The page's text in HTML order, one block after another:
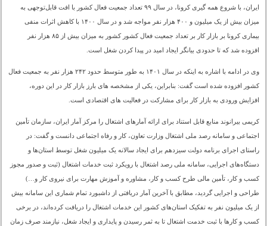
ایران، با شروع همه گیری کرونا، در سال ۹۹ تعداد جمعیت فعال کشور با افت قابل‌توجهی به
میزان بیش از یک میلیون و ۴۰۰ هزار نفر مواجه شد و در سال ۱۴۰۰ با کاهش اثرات منفی
بیماری کرونا بر بازار کار بر تعداد جمعیت فعال کشور کشور به میزان بیش از ۸۵ هزار نفر
افزوده شد که تا حدودی بیانگر ایجاد امید در پیدا کردن شغل است.
وی در ادامه با اشاره به اینکه در سال ۱۴۰۱ به طور متوسط حدود ۲۴۲ هزار نفر به جمعیت فعال
کشور افزوده شده است گفت: بنابراین، یکی از مشخصه های بارز بازار کار در این دوره،
افزایش ورودی به بازار کار برای مشارکت در فعالیت های اقتصادی است.
کریمی بیرانوند منابع قابل استناد برای ارائه آمارهای اشتغال را مرکز آمار ایران، سازمان تأمین
اجتماعی و سامانه رصد ملی اشتغال وزارت تعاون، کار و رفاه اجتماعی دانست و گفت: در
راستای اجرای برنامه دولت سیزدهم برای ایجاد سالانه یک میلیون شغل توسط استان‌ها و
دستگاه‌های اجرایی، سامانه ملی رصد اشتغال با رویکرد ثبت خدمات اشتغال (ثبت و صدور مجوز
کسب و کار، تأمین مالی طرح کسب و کار، مشاوره و آموزش مهارت برای نیروی کار و…)
طراحی و اجرایی ‌گردید، مطابق با آخرین آمار دریافتی از داشبورد تمام شماری این سامانه بیش
از یک میلیون نفر به تفکیک استان‌های کشور این خدمات اشتغال را دریافت کرده‌اند، در برخی
کسب و کارها با ثبت خدمت اشتغال تا به ثمر رسیدن و پایداری و ایجاد شغل، نیازمند صرف زمان